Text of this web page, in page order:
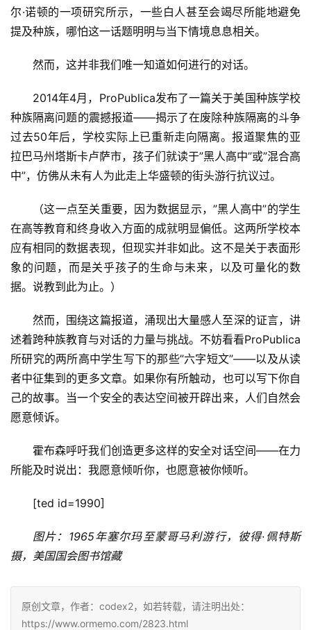
尔·诺顿的一项研究所示，一些白人甚至会竭尽所能地避免
提及种族，哪怕这一话题明明与当下情境息息相关。
然而，这并非我们唯一知道如何进行的对话。
2014年4月，ProPublica发布了一篇关于美国种族学校
种族隔离问题的震撼报道——揭示了在废除种族隔离的斗争
过去50年后，学校实际上已重新走向隔离。报道聚焦的亚
拉巴马州塔斯卡卢萨市，孩子们就读于”黑人高中”或”混合高
中”，仿佛从未有人为此走上华盛顿的街头游行抗议过。
（这一点至关重要，因为数据显示，”黑人高中”的学生
在高等教育和终身收入方面的成就明显偏低。这两所学校本
应有相同的数据表现，但现实并非如此。这不是关于表面形
象的问题，而是关乎孩子的生命与未来，以及可量化的数
据。说教到此为止。）
然而，围绕这篇报道，涌现出大量感人至深的证言，讲
述着跨种族教育与对话的力量与挑战。不妨看看ProPublica
所研究的两所高中学生写下的那些”六字短文”——以及从读
者中征集到的更多文章。如果你有所触动，也可以写下你自
己的故事。当一个安全的表达空间被开辟出来，人们自然会
愿意倾诉。
霍布森呼吁我们创造更多这样的安全对话空间——在力
所能及时说出：我愿意倾听你，也愿意被你倾听。
[ted id=1990]
图片：1965年塞尔玛至蒙哥马利游行，彼得·佩特斯
摄，美国国会图书馆藏
原创文章，作者：codex2，如若转载，请注明出处：
https://www.ormemo.com/2823.html